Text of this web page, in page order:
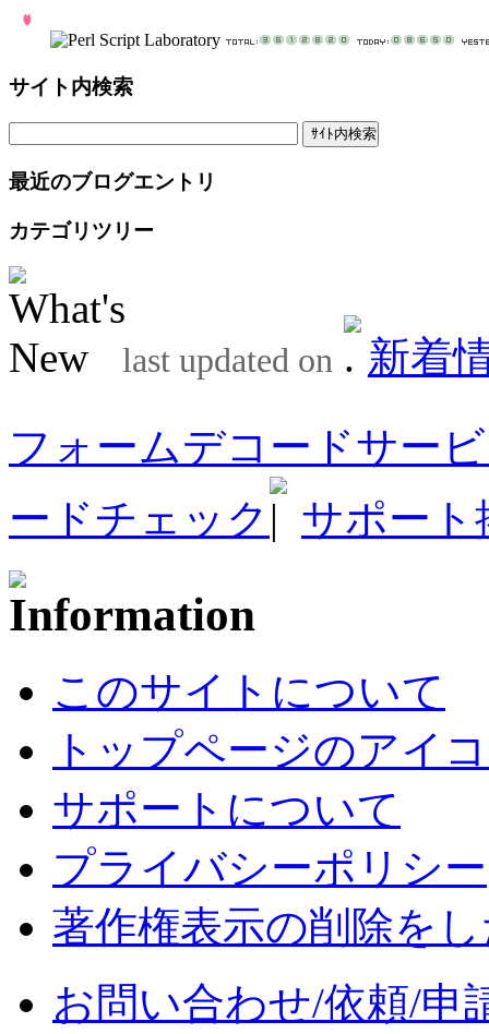
サイト内検索
最近のブログエントリ
カテゴリツリー
last updated on
新着
フォームデコードサー
ードチェック
サポート
このサイトについて
トップページのアイ
サポートについて
プライバシーポリシー
著作権表示の削除を
お問い合わせ/依頼/申